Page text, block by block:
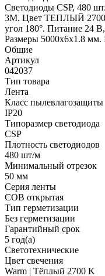
Светодиоды CSP, 480
3M. Цвет ТЕПЛЫЙ
угол 180°. Питание 24
Размеры 5000х6х1.8
Общие
Артикул
042037
Тип товара
Лента
Класс пылевлагозащиты
IP20
Типоразмер светодиода
CSP
Плотность светодиодов
480 шт/м
Минимальный отрезок
50 мм
Серия ленты
COB открытая
Тип герметизации
Без герметизации
Гарантийный срок
5 год(а)
Светотехнические
Цвет свечения
Warm | Тёплый 2700 K